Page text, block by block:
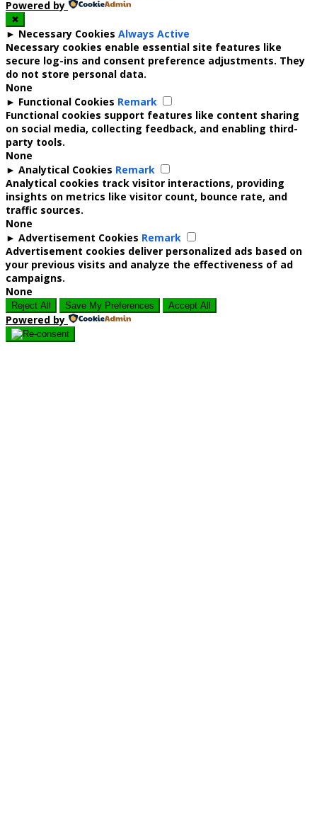
Powered by
✖
► Necessary Cookies Always Active
Necessary cookies enable essential site features like
secure log-ins and consent preference adjustments. They
do not store personal data.
None
► Functional Cookies Remark
Functional cookies support features like content sharing
on social media, collecting feedback, and enabling third-
party tools.
None
► Analytical Cookies Remark
Analytical cookies track visitor interactions, providing
insights on metrics like visitor count, bounce rate, and
traffic sources.
None
► Advertisement Cookies Remark
Advertisement cookies deliver personalized ads based on
your previous visits and analyze the effectiveness of ad
campaigns.
None
Reject All Save My Preferences Accept All
Powered by